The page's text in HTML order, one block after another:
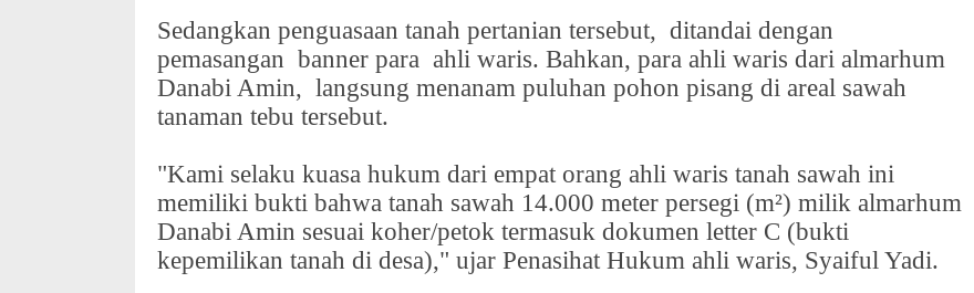
Sedangkan penguasaan tanah pertanian tersebut, ditandai dengan
pemasangan banner para ahli waris. Bahkan, para ahli waris dari almarhum
Danabi Amin, langsung menanam puluhan pohon pisang di areal sawah
tanaman tebu tersebut.
"Kami selaku kuasa hukum dari empat orang ahli waris tanah sawah ini
memiliki bukti bahwa tanah sawah 14.000 meter persegi (m²) milik almarhum
Danabi Amin sesuai koher/petok termasuk dokumen letter C (bukti
kepemilikan tanah di desa)," ujar Penasihat Hukum ahli waris, Syaiful Yadi.